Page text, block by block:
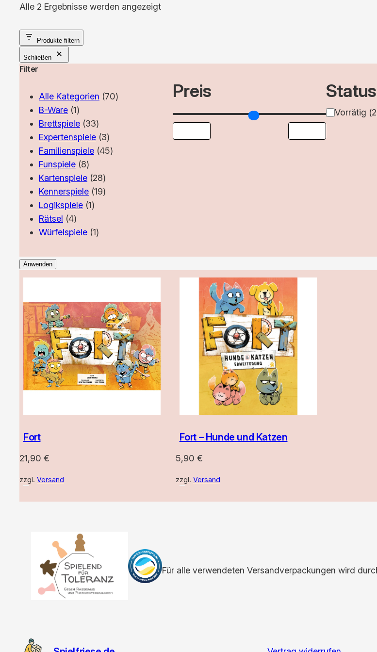
Alle 2 Ergebnisse werden angezeigtNach
Produkte filtern
Schließen
Filter
Alle Kategorien 7070
B-Ware 11
Produkt
Brettspiele 3333
Produkte
Expertenspiele 33
Produkte
Familienspiele 4545
Funspiele 88
Produkte
Kartenspiele 2828
Produkte
Kennerspiele 1919
Logikspiele 11
Rätsel 44
Produkte
Würfelspiele 11
Preis Status
Vorrätig (2
Anwenden
Fort
21,90 €
zzgl. Versand
Fort – Hunde und Katzen
5,90 €
zzgl. Versand
Für alle verwendeten Versandverpackungen wird